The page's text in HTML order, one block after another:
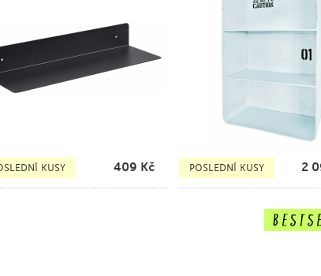
KUSY 409 Kč POSLEDNÍ KUSY 2